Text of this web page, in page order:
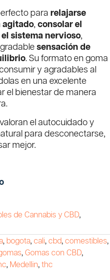
para relajarse
agitado,consolar el
sistema nervioso,
sensación de
. Su formato en goma
y agradables al
en una excelente
el bienestar de manera
el autocuidado y
para desconectarse,
mejor.
de Cannabis y CBD,
, bogota,cali,cbd,comestibles,
,Gomas con CBD,
, Medellin,thc